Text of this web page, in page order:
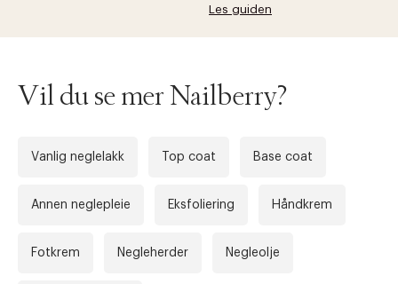
Les guiden
Vil du se mer Nailberry?
Vanlig neglelakk Top coat Base coat
Annen neglepleie Eksfoliering Håndkrem
Fotkrem Negleherder Negleolje